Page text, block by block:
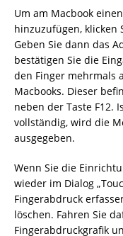
Um am Macbook
hinzuzufügen, klicken
Geben Sie dann das
bestätigen Sie die
den Finger mehrmals
Macbooks. Dieser
neben der Taste F12.
vollständig, wird die
ausgegeben.
Wenn Sie die
wieder im Dialog
Fingerabdruck
löschen. Fahren Sie
Fingerabdruckgrafik